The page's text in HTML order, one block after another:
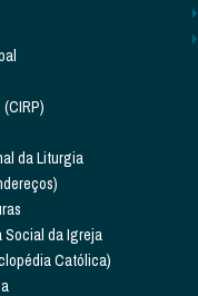
da Liturgia
Social da Igreja
Católica)